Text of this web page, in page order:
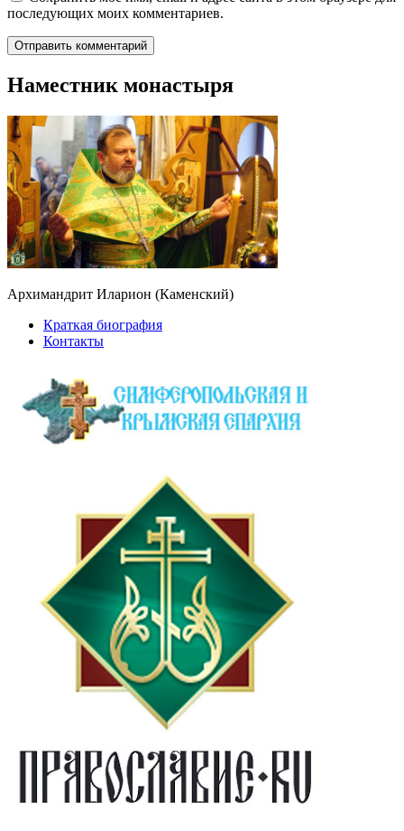
последующих моих комментариев.
Наместник монастыря
Архимандрит Иларион (Каменский)
Краткая биография
Контакты